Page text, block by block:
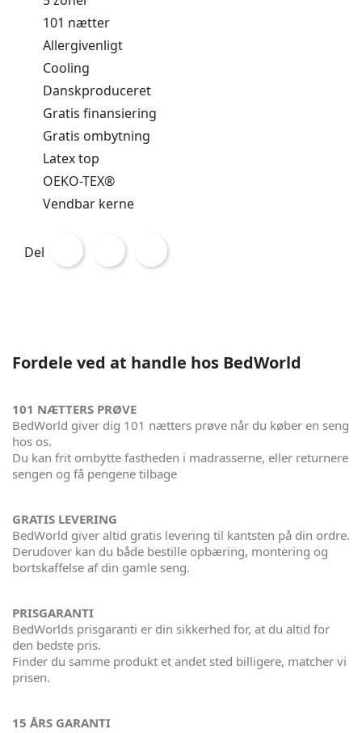
101 nætter
Allergivenligt
Cooling
Danskproduceret
Gratis finansiering
Gratis ombytning
Latex top
OEKO-TEX®
Vendbar kerne
Del
Fordele ved at handle hos BedWorld
101 NÆTTERS PRØVE
BedWorld giver dig 101 nætters prøve når du køber en seng
hos os.
Du kan frit ombytte fastheden i madrasserne, eller returnere
sengen og få pengene tilbage
GRATIS LEVERING
BedWorld giver altid gratis levering til kantsten på din ordre.
Derudover kan du både bestille opbæring, montering og
bortskaffelse af din gamle seng.
PRISGARANTI
BedWorlds prisgaranti er din sikkerhed for, at du altid for
den bedste pris.
Finder du samme produkt et andet sted billigere, matcher vi
prisen.
15 ÅRS GARANTI